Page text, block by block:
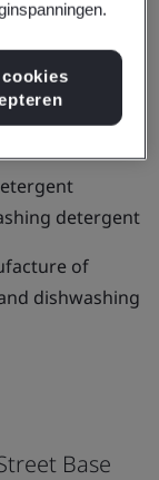
Co.,
detergent
of
dishwashing
Base